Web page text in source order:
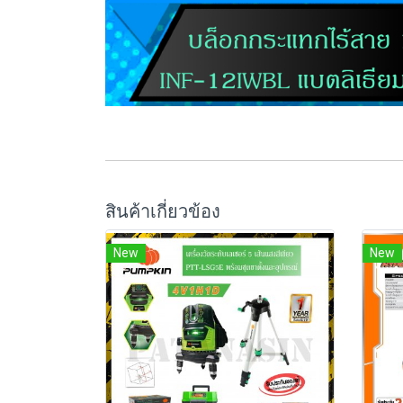
สินค้าเกี่ยวข้อง
New New